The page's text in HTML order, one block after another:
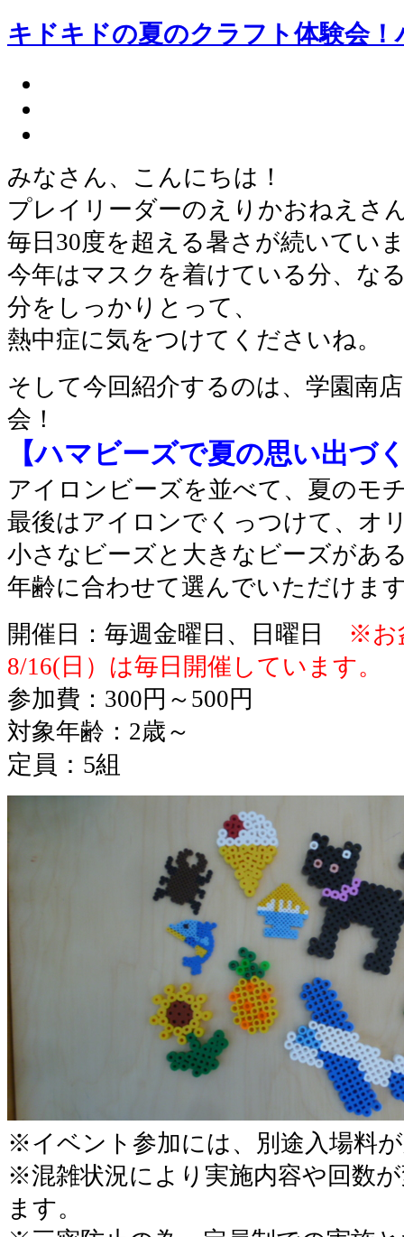
キドキドの夏のクラフト体験会！
みなさん、こんにちは！
プレイリーダーのえりかおねえさ
毎日30度を超える暑さが続いてい
今年はマスクを着けている分、な
分をしっかりとって、
熱中症に気をつけてくださいね。
そして今回紹介するのは、学園南
会！
【ハマビーズで夏の思い出づ
アイロンビーズを並べて、夏のモ
最後はアイロンでくっつけて、オ
小さなビーズと大きなビーズがあ
年齢に合わせて選んでいただけま
開催日：毎週金曜日、日曜日 ※お
8/16(日）は毎日開催しています。
参加費：300円～500円
対象年齢：2歳～
定員：5組
※イベント参加には、別途入場料
※混雑状況により実施内容や回数
ます。